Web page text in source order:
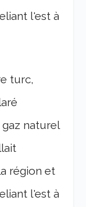
l'est à
turc,
naturel
région et
l'est à